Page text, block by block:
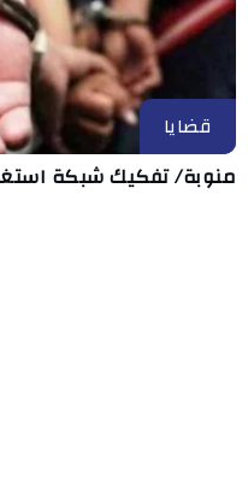
قضايا
منوبة/ تفكيك شبكة